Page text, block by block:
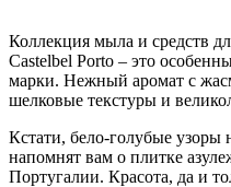
Коллекция мыла и средств
Castelbel Porto – это
марки. Нежный аромат с
шелковые текстуры и
Кстати, бело-голубые узоры
напомнят вам о плитке
Португалии. Красота, да и